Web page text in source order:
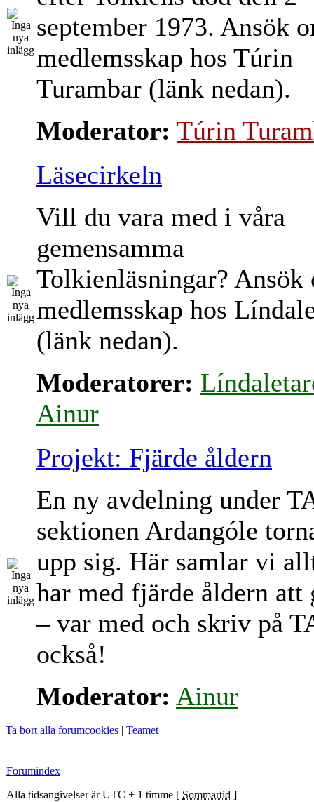
september 1973. Ansök
medlemsskap hos Túrin
Turambar (länk nedan).
Moderator: Túrin
Läsecirkeln
Vill du vara med i våra
gemensamma
Tolkienläsningar? Ansök
medlemsskap hos
(länk nedan).
Moderatorer:
Ainur
Projekt: Fjärde åldern
En ny avdelning under
sektionen Ardangóle
upp sig. Här samlar vi
har med fjärde åldern att
– var med och skriv på
också!
Moderator: Ainur
Ta bort alla forumcookies | Teamet
Forumindex
Alla tidsangivelser är UTC + 1 timme [ Sommartid ]